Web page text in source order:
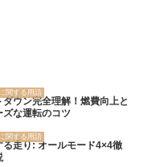
関する用語
ダウン完全理解！燃費向上と
ズな運転のコツ
関する用語
る走り: オールモード4×4徹